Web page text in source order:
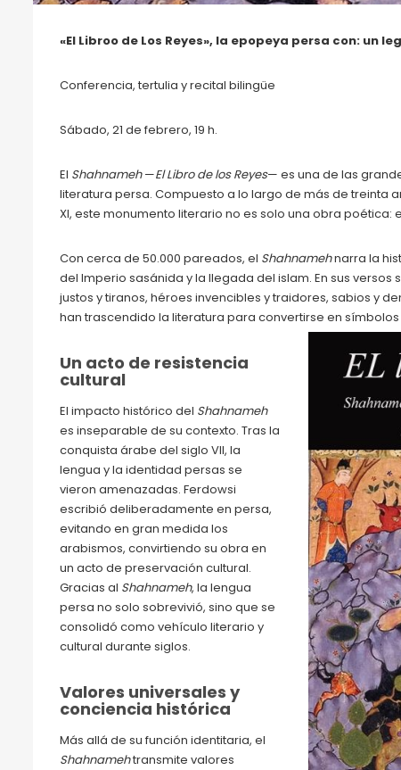
«El Libroo de Los Reyes», la epopeya persa con: un
Conferencia, tertulia y recital bilingüe
Sábado, 21 de febrero, 19 h.
El Shahnameh—El Libro de los Reyes— es una de las
literatura persa. Compuesto a lo largo de más de treinta
XI, este monumento literario no es solo una obra poética:
Con cerca de 50.000 pareados, el Shahnamehnarra la
del Imperio sasánida y la llegada del islam. En sus
justos y tiranos, héroes invencibles y traidores, sabios y
han trascendido la literatura para convertirse en
Un acto de resistencia
cultural
El impacto histórico del Shahnameh
es inseparable de su contexto. Tras la
conquista árabe del siglo VII, la
lengua y la identidad persas se
vieron amenazadas. Ferdowsi
escribió deliberadamente en persa,
evitando en gran medida los
arabismos, convirtiendo su obra en
un acto de preservación cultural.
Gracias al Shahnameh, la lengua
persa no solo sobrevivió, sino que se
consolidó como vehículo literario y
cultural durante siglos.
Valores universales y
conciencia histórica
Más allá de su función identitaria, el
Shahnamehtransmite valores